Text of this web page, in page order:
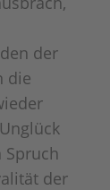
der
die
der